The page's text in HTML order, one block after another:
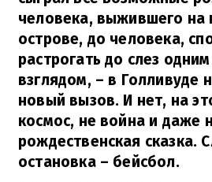
человека, выжившего на
острове, до человека,
растрогать до слез
взглядом, – в Голливуде
новый вызов. И нет, на
космос, не война и даже
рождественская сказка.
остановка – бейсбол.